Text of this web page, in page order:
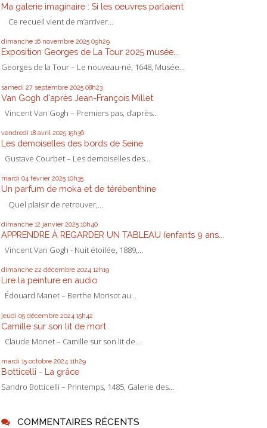
Ma galerie imaginaire : Si les oeuvres parlaient
Ce recueil vient de m’arriver...
dimanche 16 novembre 2025 09h29
Exposition Georges de La Tour 2025 musée...
Georges de la Tour – Le nouveau-né, 1648, Musée...
samedi 27 septembre 2025 08h23
Van Gogh d'après Jean-François Millet
Vincent Van Gogh – Premiers pas, d’après...
vendredi 18 avril 2025 15h36
Les demoiselles des bords de Seine
Gustave Courbet – Les demoiselles des...
mardi 04 février 2025 10h35
Un parfum de moka et de térébenthine
Quel plaisir de retrouver,...
dimanche 12 janvier 2025 10h40
APPRENDRE À REGARDER UN TABLEAU (enfants 9 ans...
Vincent Van Gogh - Nuit étoilée, 1889,...
dimanche 22 décembre 2024 12h19
Lire la peinture en audio
Édouard Manet – Berthe Morisot au...
jeudi 05 décembre 2024 15h42
Camille sur son lit de mort
Claude Monet – Camille sur son lit de...
mardi 15 octobre 2024 11h29
Botticelli - La grâce
Sandro Botticelli – Printemps, 1485, Galerie des...
COMMENTAIRES RÉCENTS